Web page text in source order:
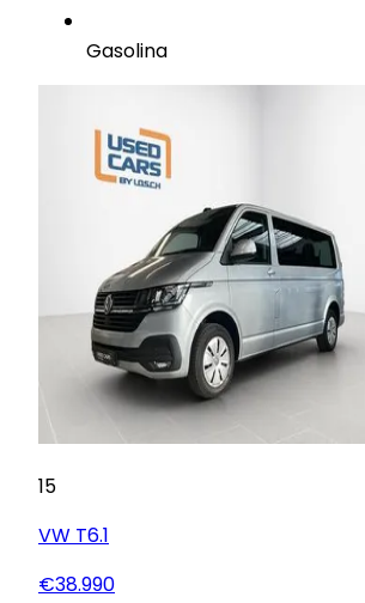
Gasolina
15
VW T6.1
€38.990